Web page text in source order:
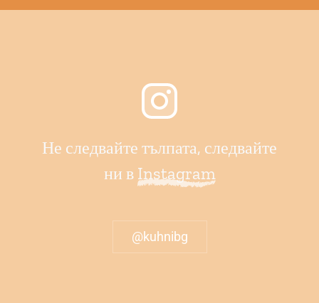
Не следвайте тълпата, следвайте
ни в Instagram
@kuhnibg